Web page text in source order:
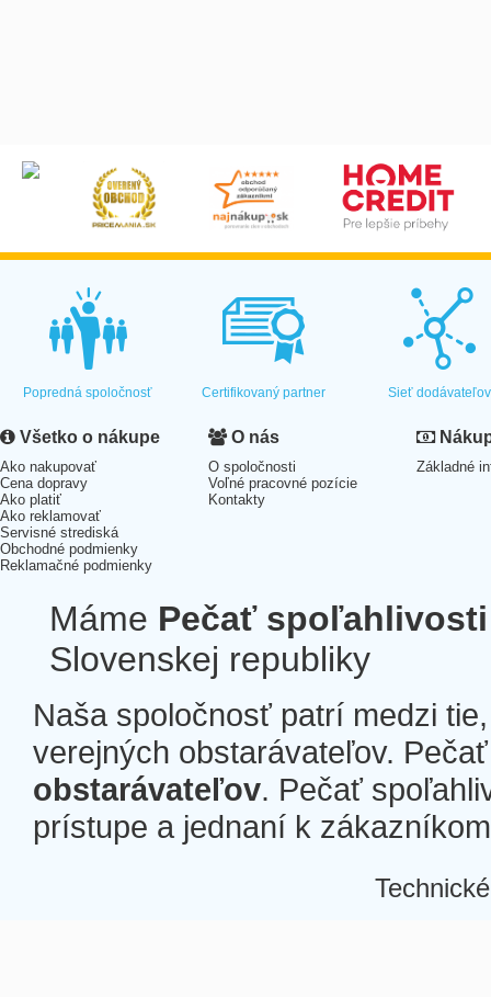
Popredná spoločnosť Certifikovaný partner Sieť dodávateľov
Všetko o nákupe
Ako nakupovať
Cena dopravy
Ako platiť
Ako reklamovať
Servisné strediská
Obchodné podmienky
Reklamačné podmienky
O nás
O spoločnosti
Voľné pracovné pozície
Kontakty
Základné
Máme Pečať spoľahlivosti
Slovenskej republiky
Naša spoločnosť patrí medzi
verejných obstarávateľov.
obstarávateľov. Pečať
prístupe a jednaní k